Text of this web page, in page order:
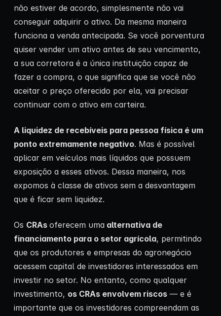
não estiver de acordo, simplesmente não vai
conseguir adquirir o ativo. Da mesma maneira
funciona a venda antecipada. Se você porventura
quiser vender um ativo antes de seu vencimento,
a sua corretora é a única instituição capaz de
fazer a compra, o que significa que se você não
aceitar o preço oferecido por ela, vai precisar
continuar com o ativo em carteira.
A liquidez de recebíveis para pessoa física é um
ponto extremamente negativo. Mas é possível
aplicar em veículos mais líquidos que possuem
exposição a esses ativos. Dessa maneira, nos
expomos à classe de ativos sem a desvantagem
que é ficar sem liquidez.
Os CRAs oferecem uma alternativa de
financiamento para o setor agrícola, permitindo
que os produtores e empresas do agronegócio
acessem capital de investidores interessados em
investir no setor. No entanto, como qualquer
investimento, os CRAs envolvem riscos — e é
importante que os investidores compreendam as